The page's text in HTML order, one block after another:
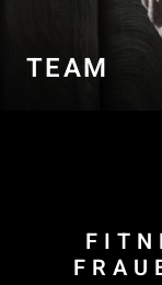
TEAM